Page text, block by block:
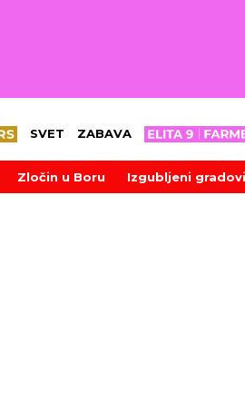
SVET ZABAVA
Zločin u Boru Izgubljeni gradovi